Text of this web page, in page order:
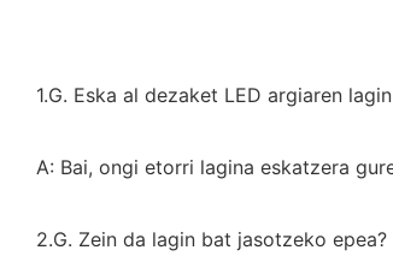
1.G. Eska al dezaket LED argiaren
A: Bai, ongi etorri lagina eskatzera
2.G. Zein da lagin bat jasotzeko epea?